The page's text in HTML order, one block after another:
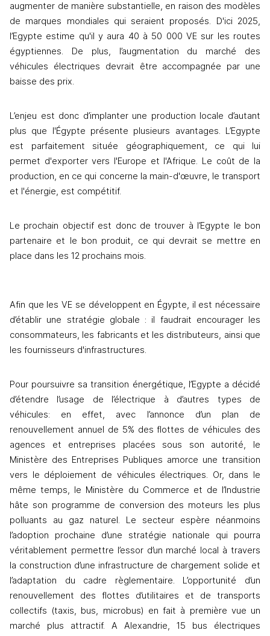
augmenter de manière substantielle, en raison des modèles
de marques mondiales qui seraient proposés. D'ici 2025,
l’Egypte estime qu'il y aura 40 à 50 000 VE sur les routes
égyptiennes. De plus, l’augmentation du marché des
véhicules électriques devrait être accompagnée par une
baisse des prix.
L’enjeu est donc d’implanter une production locale d’autant
plus que l'Égypte présente plusieurs avantages. L’Egypte
est parfaitement située géographiquement, ce qui lui
permet d'exporter vers l'Europe et l'Afrique. Le coût de la
production, en ce qui concerne la main-d'œuvre, le transport
et l'énergie, est compétitif.
Le prochain objectif est donc de trouver à l’Egypte le bon
partenaire et le bon produit, ce qui devrait se mettre en
place dans les 12 prochains mois.
Afin que les VE se développent en Égypte, il est nécessaire
d’établir une stratégie globale : il faudrait encourager les
consommateurs, les fabricants et les distributeurs, ainsi que
les fournisseurs d'infrastructures.
Pour poursuivre sa transition énergétique, l’Egypte a décidé
d’étendre l’usage de l’électrique à d’autres types de
véhicules: en effet, avec l’annonce d’un plan de
renouvellement annuel de 5% des flottes de véhicules des
agences et entreprises placées sous son autorité, le
Ministère des Entreprises Publiques amorce une transition
vers le déploiement de véhicules électriques. Or, dans le
même temps, le Ministère du Commerce et de l’Industrie
hâte son programme de conversion des moteurs les plus
polluants au gaz naturel. Le secteur espère néanmoins
l’adoption prochaine d’une stratégie nationale qui pourra
véritablement permettre l’essor d’un marché local à travers
la construction d’une infrastructure de chargement solide et
l’adaptation du cadre règlementaire. L’opportunité d’un
renouvellement des flottes d’utilitaires et de transports
collectifs (taxis, bus, microbus) en fait à première vue un
marché plus attractif. A Alexandrie, 15 bus électriques